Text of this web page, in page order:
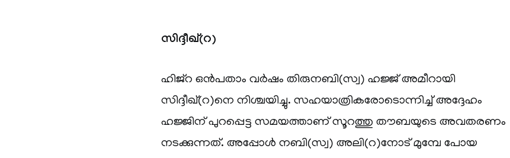
സിദ്ദീഖ്(റ)
ഹിജ്റ ഒന്‍പതാം വര്‍ഷം തിരുനബി(സ്വ) ഹജ്ജ് അമീറായി
സിദ്ദീഖ്(റ)നെ നിശ്ചയിച്ചു. സഹയാത്രികരോടൊന്നിച്ച് അദ്ദേഹം
ഹജ്ജിന് പുറപ്പെട്ട സമയത്താണ് സൂറത്തു തൗബയുടെ അവതരണം
നടക്കുന്നത്. അപ്പോള്‍ നബി(സ്വ) അലി(റ)നോട് മുമ്പേ പോയ